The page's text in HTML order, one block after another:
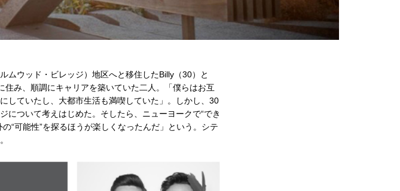
ムウッド・ビレッジ）地区へと移住したBilly（30）と
み、順調にキャリアを築いていた二人。「僕らはお互
していたし、大都市生活も満喫していた」。しかし、30
ついて考えはじめた。そしたら、ニューヨークで“でき
“可能性”を探るほうが楽しくなったんだ」という。シテ